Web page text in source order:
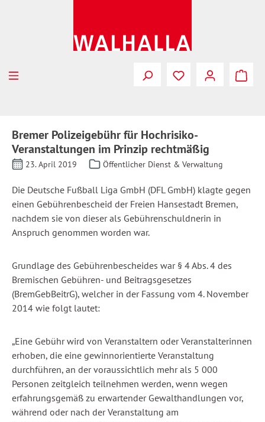
Bremer Polizeigebühr für Hochrisiko-
Veranstaltungen im Prinzip rechtmäßig
23. April 2019 Öffentlicher Dienst & Verwaltung
Die Deutsche Fußball Liga GmbH (DFL GmbH) klagte gegen
einen Gebührenbescheid der Freien Hansestadt Bremen,
nachdem sie von dieser als Gebührenschuldnerin in
Anspruch genommen worden war.
Grundlage des Gebührenbescheides war § 4 Abs. 4 des
Bremischen Gebühren- und Beitragsgesetzes
(BremGebBeitrG), welcher in der Fassung vom 4. November
2014 wie folgt lautet:
„Eine Gebühr wird von Veranstaltern oder Veranstalterinnen
erhoben, die eine gewinnorientierte Veranstaltung
durchführen, an der voraussichtlich mehr als 5 000
Personen zeitgleich teilnehmen werden, wenn wegen
erfahrungsgemäß zu erwartender Gewalthandlungen vor,
während oder nach der Veranstaltung am